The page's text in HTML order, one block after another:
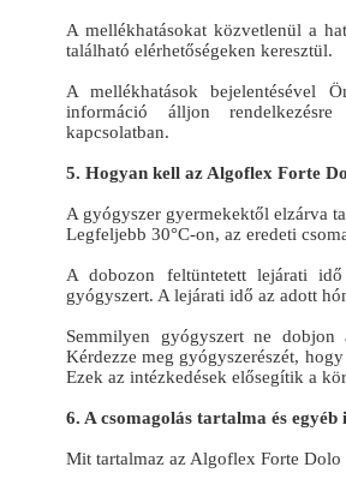
A mellékhatásokat közvetlenül a
található elérhetőségeken keresztül.
A mellékhatások bejelentésével
információ álljon
kapcsolatban.
5. Hogyan kell az Algoflex Forte
A gyógyszer gyermekektől elzárva
Legfeljebb 30°C-on, az eredeti
A dobozon feltüntetett lejárati
gyógyszert. A lejárati idő az adott
Semmilyen gyógyszert ne
Kérdezze meg gyógyszerészét,
Ezek az intézkedések elősegítik a
6. A csomagolás tartalma és
Mit tartalmaz az Algoflex Forte